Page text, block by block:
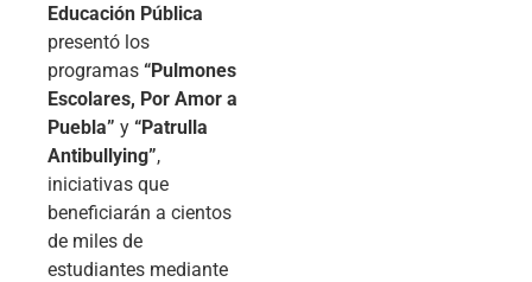
Educación Pública
presentó los
programas “Pulmones
Escolares, Por Amor a
Puebla” y “Patrulla
Antibullying”,
iniciativas que
beneficiarán a cientos
de miles de
estudiantes mediante